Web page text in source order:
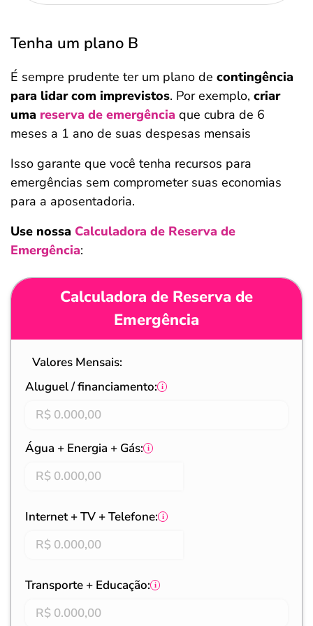
Tenha um plano B
É sempre prudente ter um plano de contingência
para lidar com imprevistos. Por exemplo, criar
uma reserva de emergência que cubra de 6
meses a 1 ano de suas despesas mensais
Isso garante que você tenha recursos para
emergências sem comprometer suas economias
para a aposentadoria.
Use nossa Calculadora de Reserva de
Emergência:
Calculadora de Reserva de
Emergência
Valores Mensais:
Aluguel / financiamento:
Água + Energia + Gás:
Internet + TV + Telefone:
Transporte + Educação: